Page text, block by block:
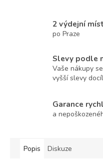
2 výdejní
po Praze
Slevy podle
Vaše nákupy
vyšší slevy
Garance
a
Popis Diskuze